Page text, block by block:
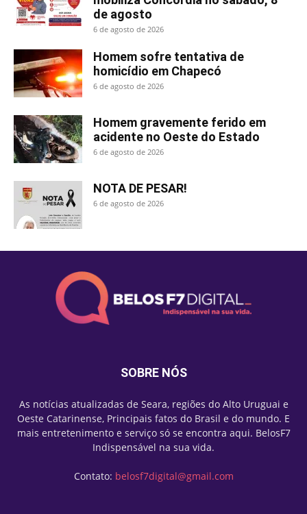
de agosto
6 de agosto de 2026
Homem sofre tentativa de
homicídio em Chapecó
6 de agosto de 2026
Homem gravemente ferido em
acidente no Oeste do Estado
6 de agosto de 2026
NOTA DE PESAR!
6 de agosto de 2026
SOBRE NÓS
As notícias atualizadas de Seara, regiões do Alto Uruguai e
Oeste Catarinense, Principais fatos do Brasil e do mundo. E
mais entretenimento e serviço só se encontra aqui. BelosF7
Indispensável na sua vida.
Contato: belosf7digital@gmail.com